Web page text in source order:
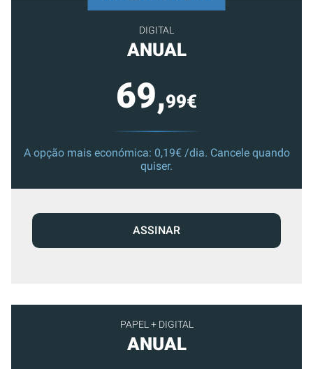
PAPEL + DIGITAL
ANUAL
DIGITAL
ANUAL
69,99€
A opção mais económica: 0,19€ /dia. Cancele quando
quiser.
ASSINAR